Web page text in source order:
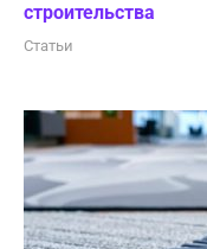
строительства
Статьи